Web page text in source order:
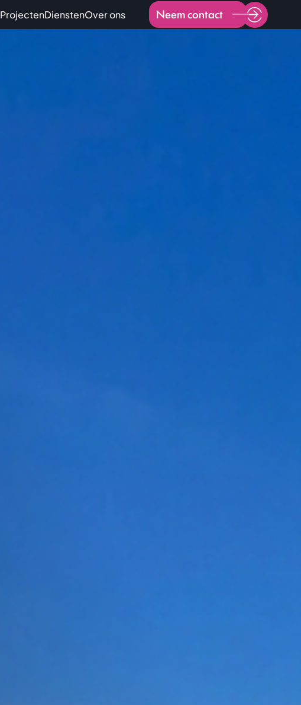
ProjectenDienstenOver ons Neem contact